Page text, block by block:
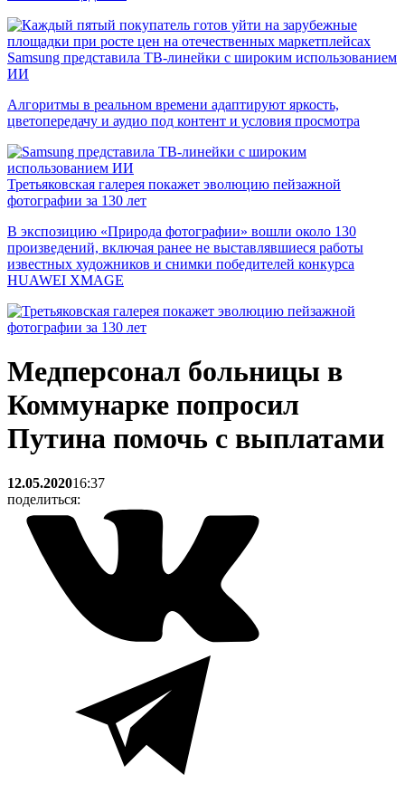
Samsung представила ТВ-линейки с широким использованием
ИИ
Алгоритмы в реальном времени адаптируют яркость,
цветопередачу и аудио под контент и условия просмотра
Третьяковская галерея покажет эволюцию пейзажной
фотографии за 130 лет
В экспозицию «Природа фотографии» вошли около 130
произведений, включая ранее не выставлявшиеся работы
известных художников и снимки победителей конкурса
HUAWEI XMAGE
Медперсонал больницы в
Коммунарке попросил
Путина помочь с выплатами
12.05.202016:37
поделиться: